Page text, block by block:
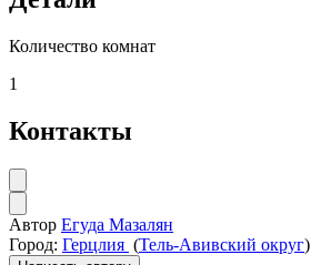
Количество комнат
1
Контакты
Автор Егуда Мазалян
Город: Герцлия (Тель-Авивский округ)